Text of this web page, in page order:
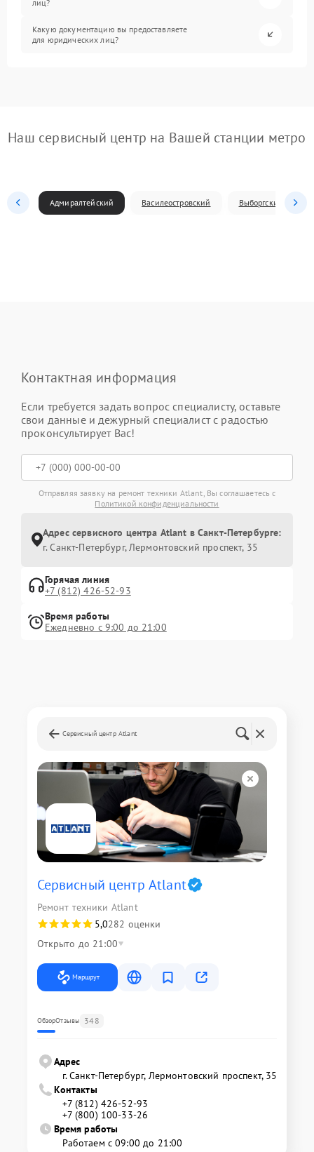
лиц?
Какую документацию вы предоставляете
для юридических лиц?
Наш сервисный центр на Вашей станции метро
Адмиралтейский Василеостровский Выборгский
Контактная информация
Если требуется задать вопрос специалисту, оставьте
свои данные и дежурный специалист с радостью
проконсультирует Вас!
Отправляя заявку на ремонт техники Atlant, Вы соглашаетесь с
Политикой конфиденциальности
Адрес сервисного центра Atlant в Санкт-Петербурге:
г. Санкт-Петербург, Лермонтовский проспект, 35
Горячая линия
+7 (812) 426-52-93
Время работы
Ежедневно с 9:00 до 21:00
Сервисный центр Atlant
Сервисный центр Atlant
Ремонт техники Atlant
5,0282 оценки
Открыто до 21:00
Маршрут
ОбзорОтзывы 348
Адрес
г. Санкт-Петербург, Лермонтовский проспект, 35
Контакты
+7 (812) 426-52-93
+7 (800) 100-33-26
Время работы
Работаем с 09:00 до 21:00